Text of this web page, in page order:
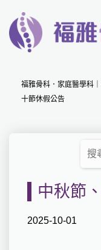
福雅骨科．家庭醫學科
十節休假公告
中秋節
2025-10-01